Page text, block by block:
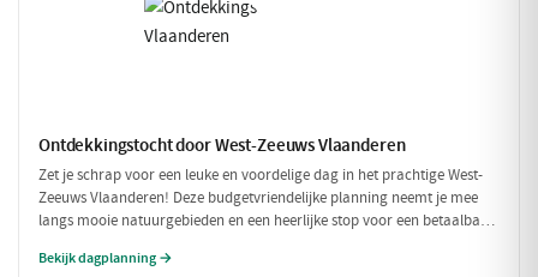
Ontdekkingstocht door West-Zeeuws Vlaanderen
Zet je schrap voor een leuke en voordelige dag in het prachtige West-
Zeeuws Vlaanderen! Deze budgetvriendelijke planning neemt je mee
langs mooie natuurgebieden en een heerlijke stop voor een betaalbare
portemonnee te veel te belasten!
Bekijk dagplanning →